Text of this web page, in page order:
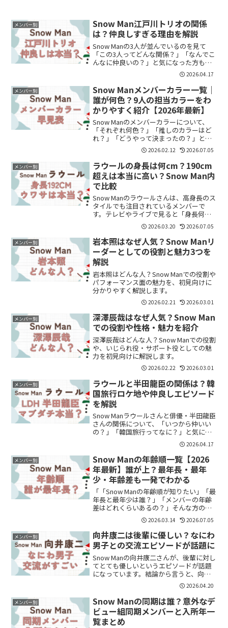
メンバー別
Snow Man江戸川トリオの関係
は？仲良しすぎる理由を解説
Snow Manの3人が並んでいるのを見て
「この3人ってどんな関係？」「なんでこ
んなに仲良いの？」と気になった方も多
いのではないでしょうか。特に・佐久間
大介・渡辺翔太・宮舘涼太この3人の組み
合わせはよく話題になります。この記事
では・江戸川ト...
2026.04.17
メンバー別
Snow Manメンバーカラー一覧｜
誰が何色？9人の担当カラーをわ
かりやすく紹介【2026年最新】
Snow Manのメンバーカラーについて、
「それぞれ何色？」「推しのカラーはど
れ？」「どうやって決まったの？」と気
になっている方も多いのではないでしょ
うか。結論からいうと、Snow Manには9
人それぞれ担当カラーがあり、ライブや
グッズ、公...
2026.02.12 2026.07.05
メンバー別
ラウールの身長は何cm？190cm
超えは本当に高い？Snow Man内
で比較
Snow Manのラウールさんは、高身長のス
タイルでも注目されているメンバーで
す。テレビやライブで見ると「身長何
cm？」「本当に190cm近い？」と気にな
る人も多いようです。この記事では、ラ
ウールさんの身長やスタイルの魅力につ
いて分かりやす...
2026.03.20 2026.07.05
メンバー別
岩本照はなぜ人気？Snow Manリ
ーダーとしての役割と魅力3つを
解説
岩本照はどんな人？Snow Manでの役割や
パフォーマンス面の魅力を、初見向けに
分かりやすく解説します。
2026.02.21 2026.03.01
メンバー別
深澤辰哉はなぜ人気？Snow Man
での役割や性格・魅力を紹介
深澤辰哉はどんな人？Snow Manでの役割
や、いじられ役・サポート役としての魅
力を初見向けに解説します。
2026.02.22 2026.03.01
メンバー別
ラウールと半田龍臣の関係は？韓
国旅行ロケ地や仲良しエピソード
を解説
Snow Manラウールさんと俳優・半田龍臣
さんの関係について、「いつから仲いい
の？」「韓国旅行ってなに？」と気にな
っている方も多いのではないでしょう
か。結論から言うと、2人は小学生の頃か
らのダンス仲間で、長年の付き合いがあ
る関係です。この...
2026.04.17
メンバー別
Snow Manの年齢順一覧【2026
年最新】誰が上？最年長・最年
少・年齢差も一発でわかる
「「Snow Manの年齢順が知りたい」「最
年長と最年少は誰？」「メンバーの年齢
差はどれくらいあるの？」そんな方のた
めに、2026年最新の情報を一覧でまとめ
ました。結論からいうと、Snow Manは
1992年生まれから2003年生まれまでの...
2026.03.14 2026.07.05
メンバー別
向井康二は後輩に優しい？なにわ
男子との交流エピソードが話題に
Snow Manの向井康二さんが、後輩に対し
てとても優しいというエピソードが話題
になっています。結論から言うと、向井
康二さんは後輩に対してかなり面倒見が
よく、距離の近い関係を築くタイプで
す。今回注目されているのは、なにわ男
子・高橋恭平さんと...
2026.04.20
メンバー別
Snow Manの同期は誰？意外なデ
ビュー組同期メンバーと入所年一
覧まとめ